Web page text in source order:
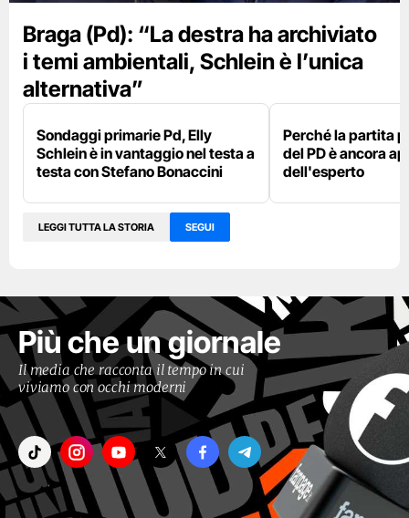
Braga (Pd): “La destra ha archiviato
i temi ambientali, Schlein è l’unica
alternativa”
Sondaggi primarie Pd, Elly
Schlein è in vantaggio nel testa a
testa con Stefano Bonaccini
Perché la partita
del PD è ancora
dell'esperto
LEGGI TUTTA LA STORIA SEGUI
Più che un giornale
Il media che racconta il tempo in cui
viviamo con occhi moderni